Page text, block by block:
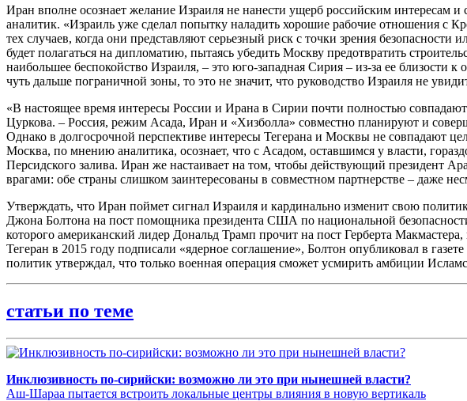
Иран вполне осознает желание Израиля не нанести ущерб российским интересам
аналитик. «Израиль уже сделал попытку наладить хорошие рабочие отношения с
тех случаев, когда они представляют серьезный риск с точки зрения
будет полагаться на дипломатию, пытаясь убедить Москву предотвратить
наибольшее беспокойство Израиля, – это юго-западная Сирия – из-за ее
чуть дальше пограничной зоны, то это не значит, что руководство Израиля не
«В настоящее время интересы России и Ирана в Сирии почти полностью
Цуркова. – Россия, режим Асада, Иран и «Хизболла» совместно планируют и
Однако в долгосрочной перспективе интересы Тегерана и Москвы не совпадают
Москва, по мнению аналитика, осознает, что с Асадом, оставшимся у власти,
Персидского залива. Иран же настаивает на том, чтобы действующий президент
врагами: обе страны слишком заинтересованы в совместном партнерстве – даже
Утверждать, что Иран поймет сигнал Израиля и кардинально изменит свою
Джона Болтона на пост помощника президента США по национальной
которого американский лидер Дональд Трамп прочит на пост Герберта
Тегеран в 2015 году подписали «ядерное соглашение», Болтон опубликовал в
политик утверждал, что только военная операция сможет усмирить амбиции
статьи по теме
Инклюзивность по-сирийски: возможно ли это при нынешней власти?
Аш-Шараа пытается встроить локальные центры влияния в новую вертикаль